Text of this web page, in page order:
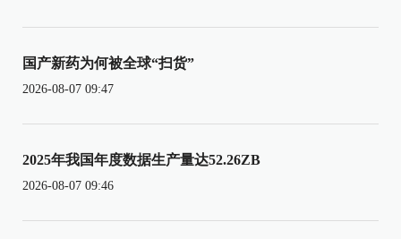
国产新药为何被全球“扫货”
2026-08-07 09:47
2025年我国年度数据生产量达52.26ZB
2026-08-07 09:46